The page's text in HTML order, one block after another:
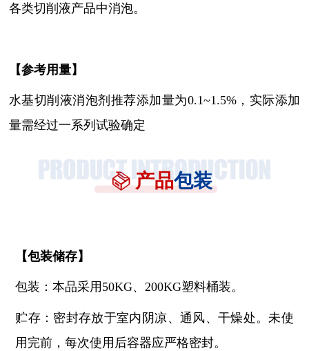
各类切削液产品中消泡。
【参考用量】
水基切削液消泡剂 推荐添加量为0.1~1.5%，实际添加
量需经过一系列试验确定
产品包装
【包装储存】
包装：本品采用 50KG、200KG塑料桶装。
贮存：密封存放于室内阴凉、通风、干燥处。未使
用完前，每次使用后容器应严格密封。